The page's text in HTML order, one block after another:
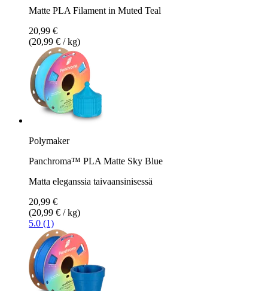
Matte PLA Filament in Muted Teal
20,99 €
(20,99 € / kg)
Polymaker
Panchroma™ PLA Matte Sky Blue
Matta eleganssia taivaansinisessä
20,99 €
(20,99 € / kg)
5.0 (1)